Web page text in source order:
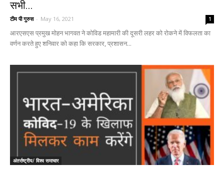
सभी...
टीम पी गुरुस - May 16, 2021 1
आरएसएस प्रमुख मोहन भागवत ने कोविड महामारी की दूसरी लहर को रोकने में विफलता का
वर्णन करते हुए शनिवार को कहा कि सरकार, प्रशासन...
अंतर्राष्ट्रीय/ विश्व समाचार